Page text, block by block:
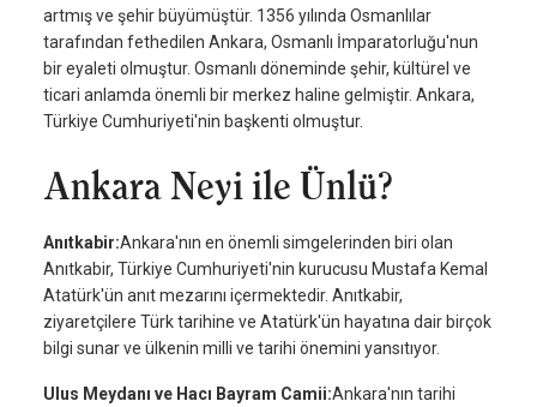
artmış ve şehir büyümüştür. 1356 yılında Osmanlılar
tarafından fethedilen Ankara, Osmanlı İmparatorluğu'nun
bir eyaleti olmuştur. Osmanlı döneminde şehir, kültürel ve
ticari anlamda önemli bir merkez haline gelmiştir. Ankara,
Türkiye Cumhuriyeti'nin başkenti olmuştur.
Ankara Neyi ile Ünlü?
Anıtkabir:Ankara'nın en önemli simgelerinden biri olan
Anıtkabir, Türkiye Cumhuriyeti'nin kurucusu Mustafa Kemal
Atatürk'ün anıt mezarını içermektedir. Anıtkabir,
ziyaretçilere Türk tarihine ve Atatürk'ün hayatına dair birçok
bilgi sunar ve ülkenin milli ve tarihi önemini yansıtıyor.
Ulus Meydanı ve Hacı Bayram Camii:Ankara'nın tarihi